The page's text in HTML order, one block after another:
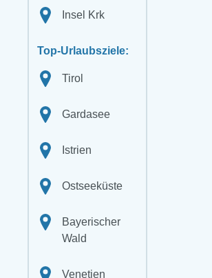
Insel Krk
Top-Urlaubsziele:
Tirol
Gardasee
Istrien
Ostseeküste
Bayerischer
Wald
Venetien